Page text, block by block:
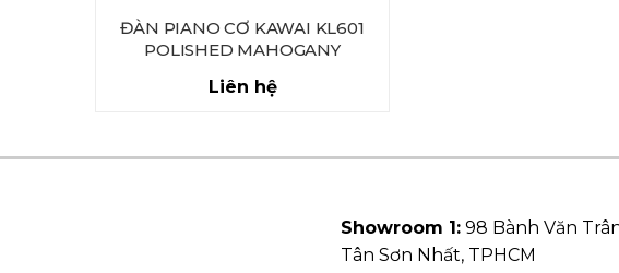
ĐÀN PIANO CƠ KAWAI KL601
POLISHED MAHOGANY
Liên hệ
Showroom 1: 98 Bành Văn
Tân Sơn Nhất, TPHCM